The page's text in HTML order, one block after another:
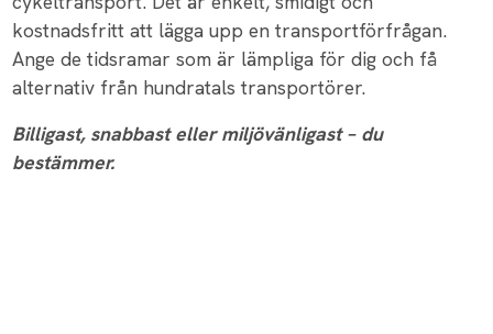
kostnadsfritt att lägga upp en transportförfrågan.
Ange de tidsramar som är lämpliga för dig och få
alternativ från hundratals transportörer.
Billigast, snabbast eller miljövänligast – du
bestämmer.